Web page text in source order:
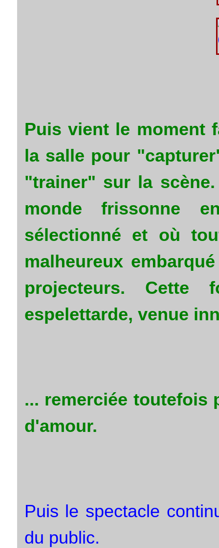
Puis vient le moment
la salle pour
"trainer" sur la
monde frissonne
sélectionné et où
malheureux
projecteurs. Cette
espelettarde, venue
... remerciée toutefois
d'amour.
Puis le spectacle
du public.